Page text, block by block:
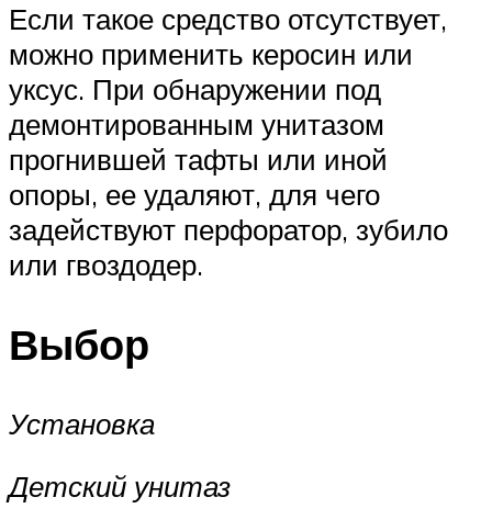
Если такое средство отсутствует,
можно применить керосин или
уксус. При обнаружении под
демонтированным унитазом
прогнившей тафты или иной
опоры, ее удаляют, для чего
задействуют перфоратор, зубило
или гвоздодер.
Выбор
Установка
Детский унитаз